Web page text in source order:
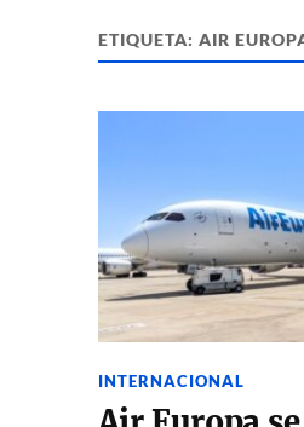
ETIQUETA: AIR
INTERNACIONAL